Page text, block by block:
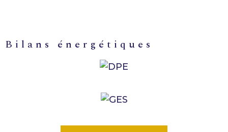
bilans énergétiques